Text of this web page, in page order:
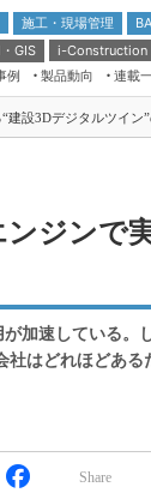
施工・現場管理
GIS i-Construction
例 製品動向 連載
もたらす建設業界の“
時代のスマートビル
TOKYO2026
第10回 JAPAN
築・土木・不動産
メンテナンス・レ
2020
日本 ものづくりワ
IGAS2018
設3Dデジタルツイ
ジンで
加速している。
社はどれほどあ
Share